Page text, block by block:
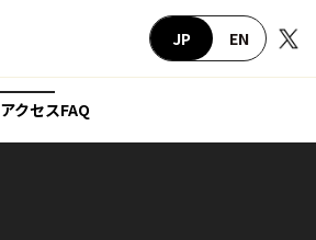
JP EN
アクセスFAQ